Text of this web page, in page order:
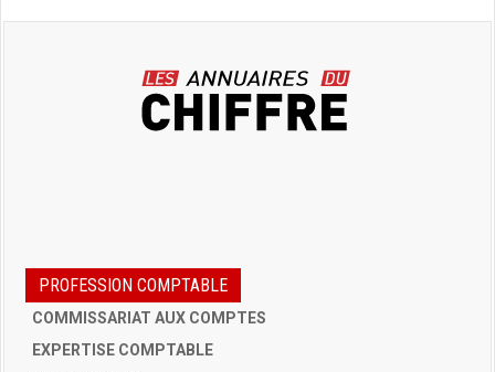
PROFESSION COMPTABLE
COMMISSARIAT AUX COMPTES
EXPERTISE COMPTABLE